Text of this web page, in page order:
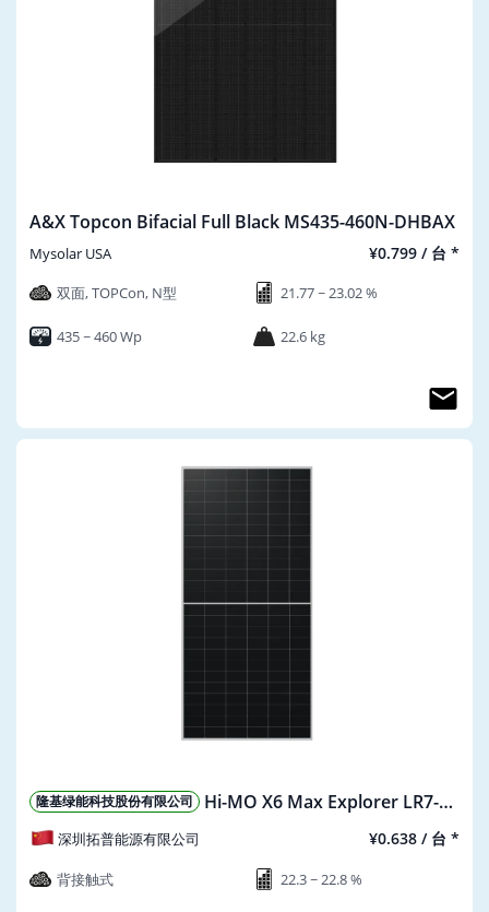
A&X Topcon Bifacial Full Black MS435-460N-DHBAX
Mysolar USA ¥0.799 / 台 *
双面, TOPCon, N型 21.77 ~ 23.02 %
435 ~ 460 Wp 22.6 kg
隆基绿能科技股份有限公司
54HTH 455~465M
深圳拓普能源有限公司 ¥0.638 / 台 *
背接触式 22.3 ~ 22.8 %